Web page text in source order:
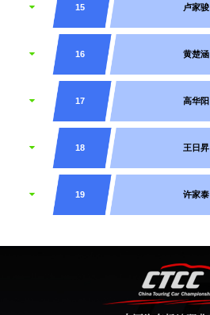
15 卢家骏
16 黄楚涵
17 高华阳
18 王日昇
19 许家泰